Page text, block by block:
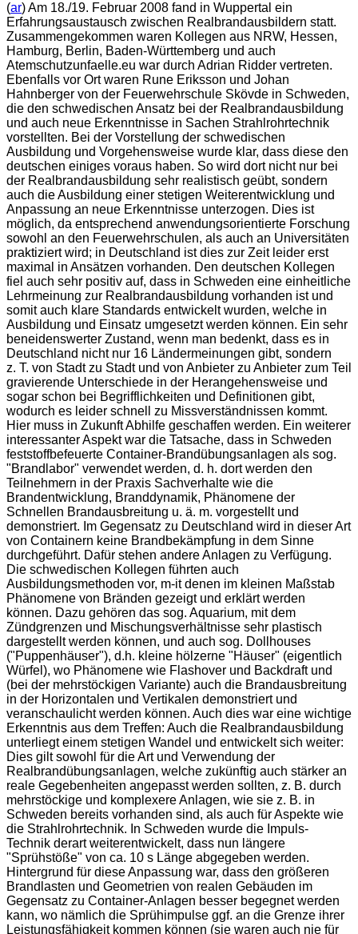
(ar) Am 18./19. Februar 2008 fand in Wuppertal ein
Erfahrungsaustausch zwischen Realbrandausbildern statt.
Zusammengekommen waren Kollegen aus NRW, Hessen,
Hamburg, Berlin, Baden-Württemberg und auch
Atemschutzunfaelle.eu war durch Adrian Ridder vertreten.
Ebenfalls vor Ort waren Rune Eriksson und Johan
Hahnberger von der Feuerwehrschule Skövde in Schweden,
die den schwedischen Ansatz bei der Realbrandausbildung
und auch neue Erkenntnisse in Sachen Strahlrohrtechnik
vorstellten. Bei der Vorstellung der schwedischen
Ausbildung und Vorgehensweise wurde klar, dass diese den
deutschen einiges voraus haben. So wird dort nicht nur bei
der Realbrandausbildung sehr realistisch geübt, sondern
auch die Ausbildung einer stetigen Weiterentwicklung und
Anpassung an neue Erkenntnisse unterzogen. Dies ist
möglich, da entsprechend anwendungsorientierte Forschung
sowohl an den Feuerwehrschulen, als auch an Universitäten
praktiziert wird; in Deutschland ist dies zur Zeit leider erst
maximal in Ansätzen vorhanden. Den deutschen Kollegen
fiel auch sehr positiv auf, dass in Schweden eine einheitliche
Lehrmeinung zur Realbrandausbildung vorhanden ist und
somit auch klare Standards entwickelt wurden, welche in
Ausbildung und Einsatz umgesetzt werden können. Ein sehr
beneidenswerter Zustand, wenn man bedenkt, dass es in
Deutschland nicht nur 16 Ländermeinungen gibt, sondern
z. T. von Stadt zu Stadt und von Anbieter zu Anbieter zum Teil
gravierende Unterschiede in der Herangehensweise und
sogar schon bei Begrifflichkeiten und Definitionen gibt,
wodurch es leider schnell zu Missverständnissen kommt.
Hier muss in Zukunft Abhilfe geschaffen werden. Ein weiterer
interessanter Aspekt war die Tatsache, dass in Schweden
feststoffbefeuerte Container-Brandübungsanlagen als sog.
"Brandlabor" verwendet werden, d. h. dort werden den
Teilnehmern in der Praxis Sachverhalte wie die
Brandentwicklung, Branddynamik, Phänomene der
Schnellen Brandausbreitung u. ä. m. vorgestellt und
demonstriert. Im Gegensatz zu Deutschland wird in dieser Art
von Containern keine Brandbekämpfung in dem Sinne
durchgeführt. Dafür stehen andere Anlagen zu Verfügung.
Die schwedischen Kollegen führten auch
Ausbildungsmethoden vor, m-it denen im kleinen Maßstab
Phänomene von Bränden gezeigt und erklärt werden
können. Dazu gehören das sog. Aquarium, mit dem
Zündgrenzen und Mischungsverhältnisse sehr plastisch
dargestellt werden können, und auch sog. Dollhouses
("Puppenhäuser"), d.h. kleine hölzerne "Häuser" (eigentlich
Würfel), wo Phänomene wie Flashover und Backdraft und
(bei der mehrstöckigen Variante) auch die Brandausbreitung
in der Horizontalen und Vertikalen demonstriert und
veranschaulicht werden können. Auch dies war eine wichtige
Erkenntnis aus dem Treffen: Auch die Realbrandausbildung
unterliegt einem stetigen Wandel und entwickelt sich weiter:
Dies gilt sowohl für die Art und Verwendung der
Realbrandübungsanlagen, welche zukünftig auch stärker an
reale Gegebenheiten angepasst werden sollten, z. B. durch
mehrstöckige und komplexere Anlagen, wie sie z. B. in
Schweden bereits vorhanden sind, als auch für Aspekte wie
die Strahlrohrtechnik. In Schweden wurde die Impuls-
Technik derart weiterentwickelt, dass nun längere
"Sprühstöße" von ca. 10 s Länge abgegeben werden.
Hintergrund für diese Anpassung war, dass den größeren
Brandlasten und Geometrien von realen Gebäuden im
Gegensatz zu Container-Anlagen besser begegnet werden
kann, wo nämlich die Sprühimpulse ggf. an die Grenze ihrer
Leistungsfähigkeit kommen können (sie waren auch nie für